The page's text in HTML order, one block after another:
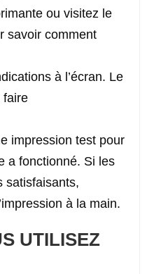
ou visitez le
savoir comment
à l’écran. Le
faire
impression test pour
a fonctionné. Si les
satisfaisants,
à la main.
UTILISEZ